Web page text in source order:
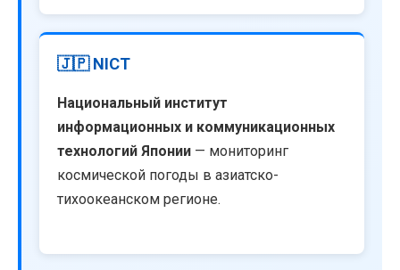
🇯🇵 NICT
Национальный институт
информационных и коммуникационных
технологий Японии — мониторинг
космической погоды в азиатско-
тихоокеанском регионе.